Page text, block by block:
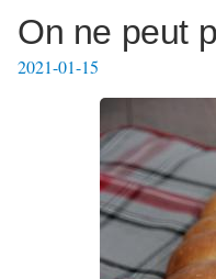
On ne peut
2021-01-15